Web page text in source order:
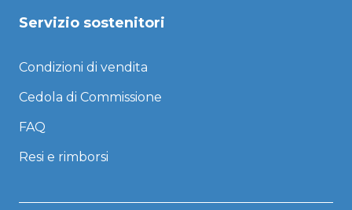
Servizio sostenitori
Condizioni di vendita
Cedola di Commissione
FAQ
Resi e rimborsi